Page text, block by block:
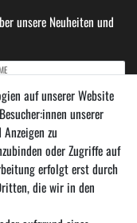
unsere Neuheiten und
gelesen habe. Meine Einwilligung
auf unserer Website
unserer
zu
oder Zugriffe auf
erfolgt erst durch
die wir in den